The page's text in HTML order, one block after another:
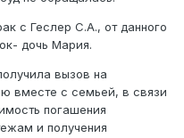
с Геслер С.А., от данного
дочь Мария.
вызов на
вместе с семьей, в связи
погашения
и получения